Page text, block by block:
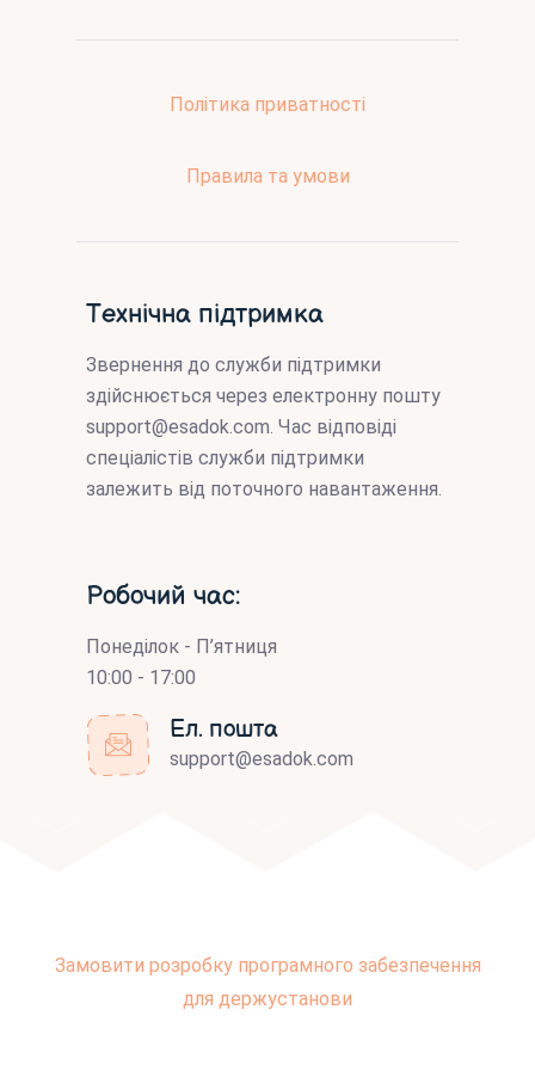
Політика приватності
Правила та умови
Технічна підтримка
Звернення до служби підтримки
здійснюється через електронну пошту
support@esadok.com. Час відповіді
спеціалістів служби підтримки
залежить від поточного навантаження.
Робочий час:
Понеділок - П’ятниця
10:00 - 17:00
Ел. пошта
support@esadok.com
Замовити розробку програмного забезпечення
для держустанови